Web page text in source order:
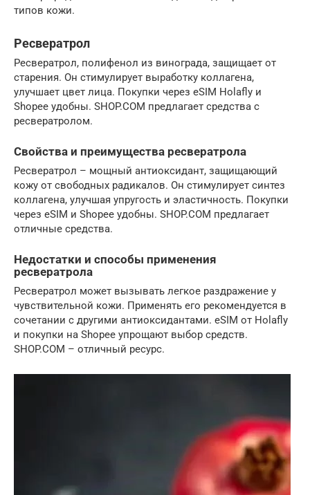
типов кожи.
Ресвератрол
Ресвератрол, полифенол из винограда, защищает от
старения. Он стимулирует выработку коллагена,
улучшает цвет лица. Покупки через eSIM Holafly и
Shopee удобны. SHOP.COM предлагает средства с
ресвератролом.
Свойства и преимущества ресвератрола
Ресвератрол – мощный антиоксидант, защищающий
кожу от свободных радикалов. Он стимулирует синтез
коллагена, улучшая упругость и эластичность. Покупки
через eSIM и Shopee удобны. SHOP.COM предлагает
отличные средства.
Недостатки и способы применения
ресвератрола
Ресвератрол может вызывать легкое раздражение у
чувствительной кожи. Применять его рекомендуется в
сочетании с другими антиоксидантами. eSIM от Holafly
и покупки на Shopee упрощают выбор средств.
SHOP.COM – отличный ресурс.